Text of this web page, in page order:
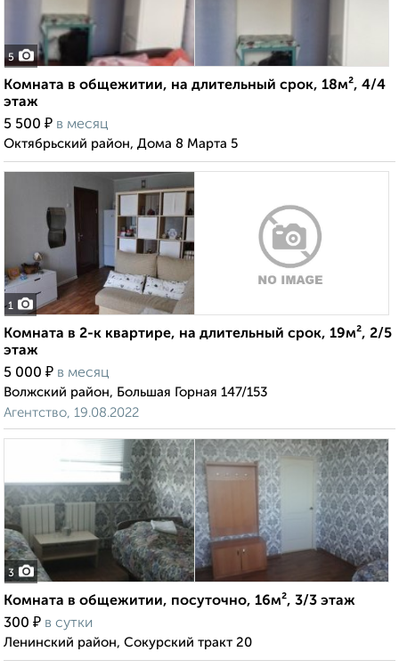
5
Комната в общежитии, на длительный срок, 18м², 4/4
этаж
5 500 ₽ в месяц
Октябрьский район, Дома 8 Марта 5
1
Комната в 2-к квартире, на длительный срок, 19м², 2/5
этаж
5 000 ₽ в месяц
Волжский район, Большая Горная 147/153
Агентство, 19.08.2022
3
Комната в общежитии, посуточно, 16м², 3/3 этаж
300 ₽ в сутки
Ленинский район, Сокурский тракт 20